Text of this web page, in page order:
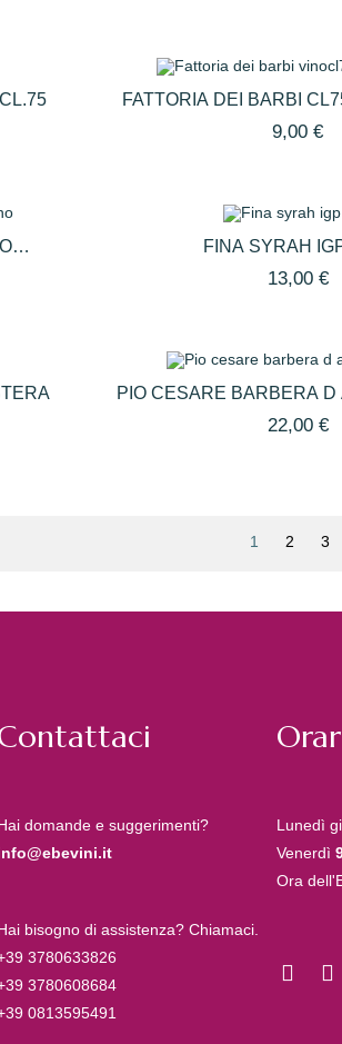
FATTORIA DEI BARBI
9,00 €
FINA SYRAH
13,00 €
PIO CESARE BARBERA
22,00 €
1 2 3
domande e suggerimenti?
bisogno di assistenza? Chiamaci.
3780633826
3780608684
0813595491
Lunedì
Venerdì
Ora